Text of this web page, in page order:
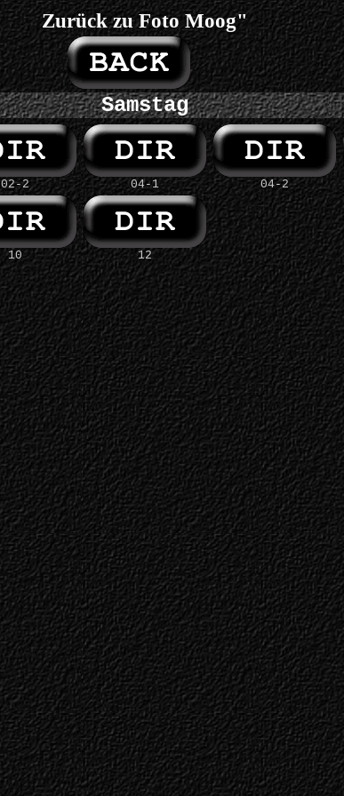
Zurück zu Foto Moog"
Samstag
02-2 04-1 04-2
10 12